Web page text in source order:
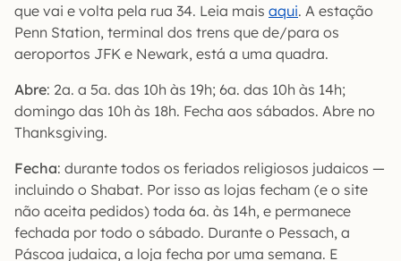
que vai e volta pela rua 34. Leia mais aqui. A estação
Penn Station, terminal dos trens que de/para os
aeroportos JFK e Newark, está a uma quadra.
Abre: 2a. a 5a. das 10h às 19h; 6a. das 10h às 14h;
domingo das 10h às 18h. Fecha aos sábados. Abre no
Thanksgiving.
Fecha: durante todos os feriados religiosos judaicos —
incluindo o Shabat. Por isso as lojas fecham (e o site
não aceita pedidos) toda 6a. às 14h, e permanece
fechada por todo o sábado. Durante o Pessach, a
Páscoa judaica, a loja fecha por uma semana. E